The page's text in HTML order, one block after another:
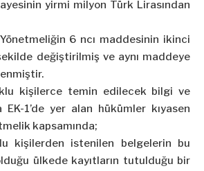
yirmi milyon Türk Lirasından
Yönetmeliğin 6 ncı maddesinin ikinci
değiştirilmiş ve aynı maddeye
kişilerce temin edilecek bilgi ve
EK-1’de yer alan hükümler kıyasen
kapsamında;
kişilerden istenilen belgelerin bu
ülkede kayıtların tutulduğu bir